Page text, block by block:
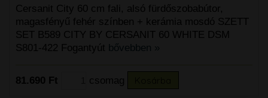
Cersanit City 60 cm fali, alsó fürdőszobabútor,
magasfényű fehér színben + kerámia mosdó SZETT
SET B589 CITY BY CERSANIT 60 WHITE DSM
S801-422 Fogantyút bővebben »
81.690 Ft csomag